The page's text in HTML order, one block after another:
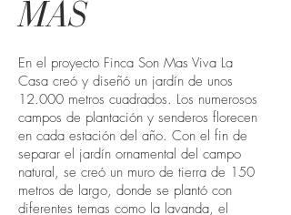
MAS
En el proyecto Finca Son Mas Viva La
Casa creó y diseñó un jardín de unos
12.000 metros cuadrados. Los numerosos
campos de plantación y senderos florecen
en cada estación del año. Con el fin de
separar el jardín ornamental del campo
natural, se creó un muro de tierra de 150
metros de largo, donde se plantó con
diferentes temas como la lavanda, el